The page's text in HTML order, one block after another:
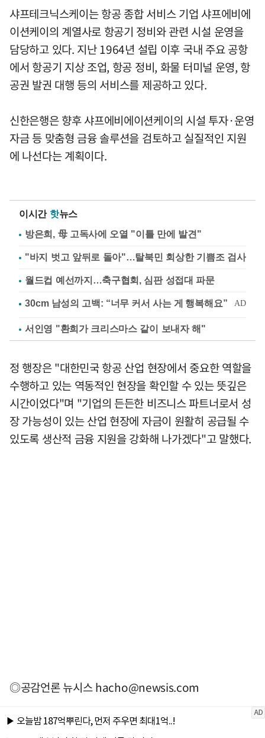
샤프테크닉스케이는 항공 종합 서비스 기업 샤프에비에
이션케이의 계열사로 항공기 정비와 관련 시설 운영을
담당하고 있다. 지난 1964년 설립 이후 국내 주요 공항
에서 항공기 지상 조업, 항공 정비, 화물 터미널 운영, 항
공권 발권 대행 등의 서비스를 제공하고 있다.
신한은행은 향후 샤프에비에이션케이의 시설 투자·운영
자금 등 맞춤형 금융 솔루션을 검토하고 실질적인 지원
에 나선다는 계획이다.
이시간 핫뉴스
방은희, 母 고독사에 오열 "이틀 만에 발견"
"바지 벗고 앞뒤로 돌아"…탈북민 회상한 기쁨조 검사
월드컵 예선까지…축구협회, 심판 성접대 파문
서인영 "환희가 크리스마스 같이 보내자 해"
정 행장은 "대한민국 항공 산업 현장에서 중요한 역할을
수행하고 있는 역동적인 현장을 확인할 수 있는 뜻깊은
시간이었다"며 "기업의 든든한 비즈니스 파트너로서 성
장 가능성이 있는 산업 현장에 자금이 원활히 공급될 수
있도록 생산적 금융 지원을 강화해 나가겠다"고 말했다.
◎공감언론 뉴시스hacho@newsis.com